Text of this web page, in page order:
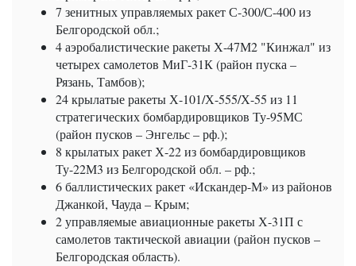
7 зенитных управляемых ракет С-300/С-400 из
Белгородской обл.;
4 аэробалистические ракеты Х-47М2 "Кинжал" из
четырех самолетов МиГ-31К (район пуска –
Рязань, Тамбов);
24 крылатые ракеты Х-101/Х-555/Х-55 из 11
стратегических бомбардировщиков Ту-95МС
(район пусков – Энгельс – рф.);
8 крылатых ракет Х-22 из бомбардировщиков
Ту-22М3 из Белгородской обл. – рф.;
6 баллистических ракет «Искандер-М» из районов
Джанкой, Чауда – Крым;
2 управляемые авиационные ракеты Х-31П с
самолетов тактической авиации (район пусков –
Белгородская область).